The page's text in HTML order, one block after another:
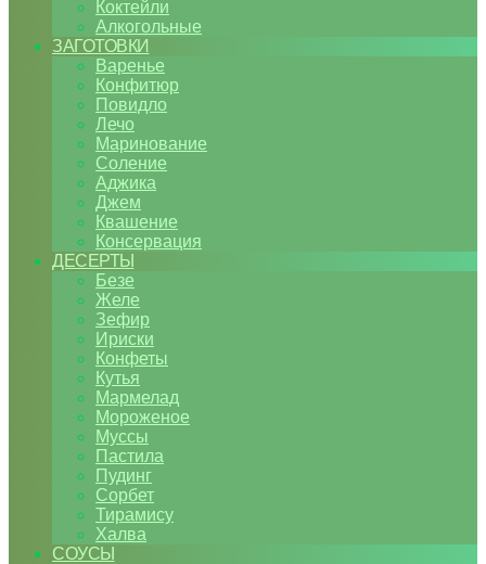
Коктейли
Алкогольные
ЗАГОТОВКИ
Варенье
Конфитюр
Повидло
Лечо
Маринование
Соление
Аджика
Джем
Квашение
Консервация
ДЕСЕРТЫ
Безе
Желе
Зефир
Ириски
Конфеты
Кутья
Мармелад
Мороженое
Муссы
Пастила
Пудинг
Сорбет
Тирамису
Халва
СОУСЫ